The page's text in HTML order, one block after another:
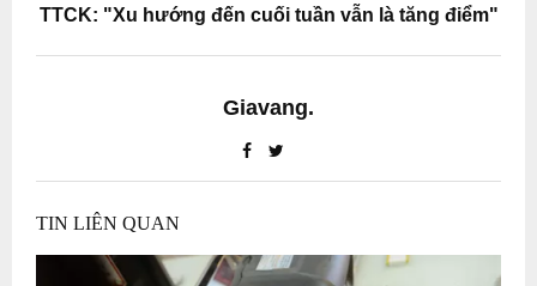
TTCK: "Xu hướng đến cuối tuần vẫn là tăng điểm"
Giavang.
TIN LIÊN QUAN